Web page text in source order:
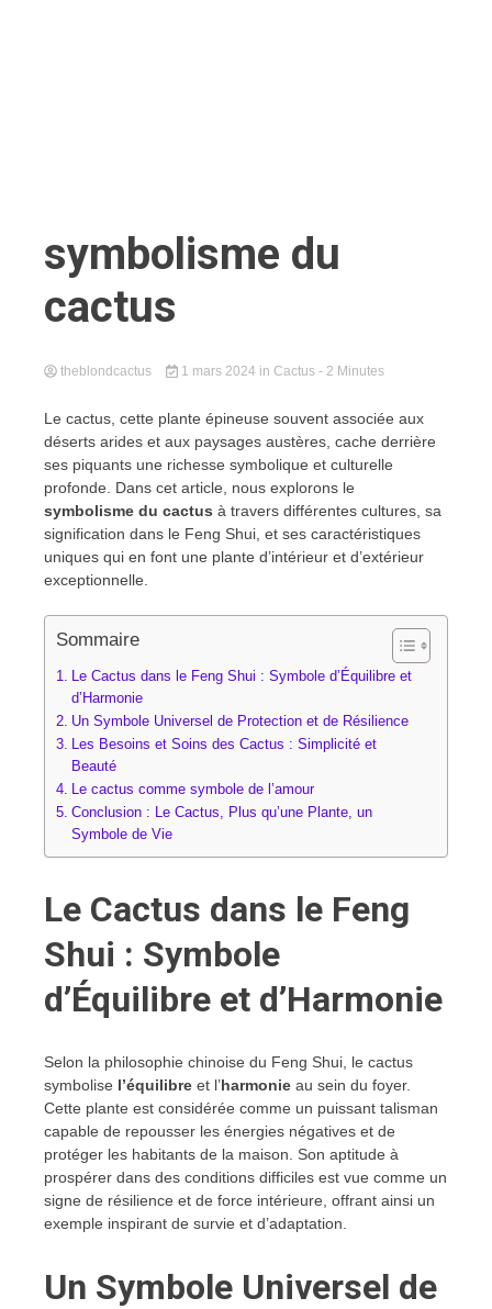
symbolisme du
cactus
theblondcactus 1 mars 2024 in Cactus - 2 Minutes
Le cactus, cette plante épineuse souvent associée aux
déserts arides et aux paysages austères, cache derrière
ses piquants une richesse symbolique et culturelle
profonde. Dans cet article, nous explorons le
symbolisme du cactus à travers différentes cultures, sa
signification dans le Feng Shui, et ses caractéristiques
uniques qui en font une plante d’intérieur et d’extérieur
exceptionnelle.
Sommaire
Le Cactus dans le Feng Shui : Symbole d’Équilibre et
d’Harmonie
Un Symbole Universel de Protection et de Résilience
Les Besoins et Soins des Cactus : Simplicité et
Beauté
Le cactus comme symbole de l’amour
Conclusion : Le Cactus, Plus qu’une Plante, un
Symbole de Vie
Le Cactus dans le Feng
Shui : Symbole
d’Équilibre et d’Harmonie
Selon la philosophie chinoise du Feng Shui, le cactus
symbolise l’équilibre et l’harmonie au sein du foyer.
Cette plante est considérée comme un puissant talisman
capable de repousser les énergies négatives et de
protéger les habitants de la maison. Son aptitude à
prospérer dans des conditions difficiles est vue comme un
signe de résilience et de force intérieure, offrant ainsi un
exemple inspirant de survie et d’adaptation.
Un Symbole Universel de